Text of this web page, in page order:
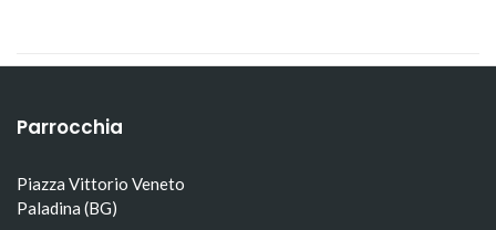
Parrocchia
Piazza Vittorio Veneto
Paladina (BG)